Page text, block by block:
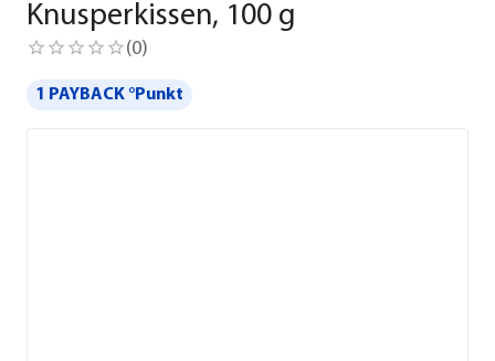
Knusperkissen, 100 g
(0)
1 PAYBACK °Punkt